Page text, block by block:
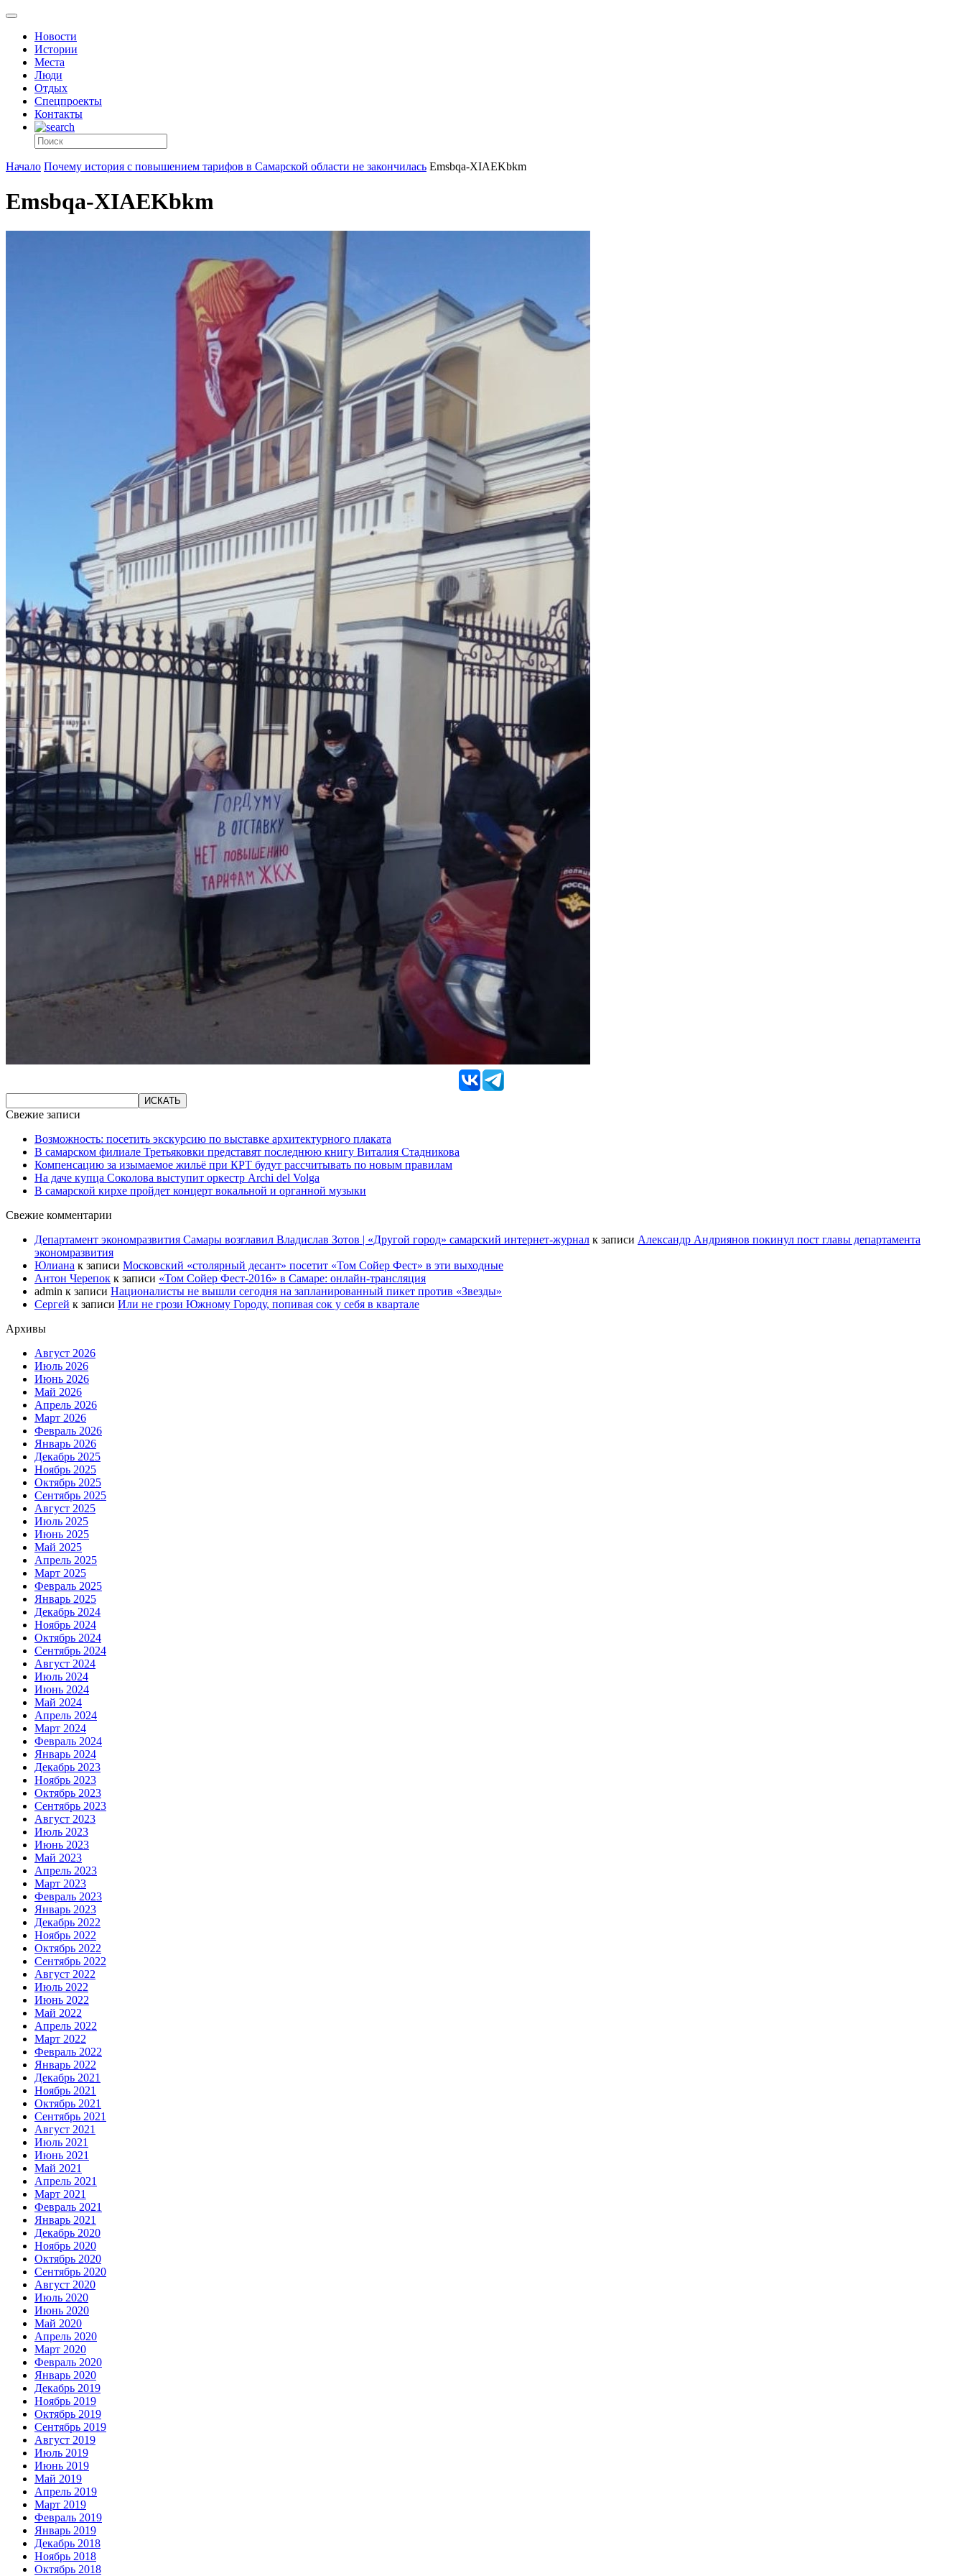
Новости
Истории
Места
Люди
Отдых
Спецпроекты
Контакты
Начало Почему история с повышением тарифов в Самарской области не закончилась Emsbqa-XIAEKbkm
Emsbqa-XIAEKbkm
Свежие записи
Возможность: посетить экскурсию по выставке архитектурного плаката
В самарском филиале Третьяковки представят последнюю книгу Виталия Стадникова
Компенсацию за изымаемое жильё при КРТ будут рассчитывать по новым правилам
На даче купца Соколова выступит оркестр Archi del Volga
В самарской кирхе пройдет концерт вокальной и органной музыки
Свежие комментарии
Департамент экономразвития Самары возглавил Владислав Зотов | «Другой город» самарский интернет-журнал к записи Александр Андриянов покинул пост главы департамента
экономразвития
Юлиана к записи Московский «столярный десант» посетит «Том Сойер Фест» в эти выходные
Антон Черепок к записи «Том Сойер Фест-2016» в Самаре: онлайн-трансляция
admin к записи Националисты не вышли сегодня на запланированный пикет против «Звезды»
Сергей к записи Или не грози Южному Городу, попивая сок у себя в квартале
Архивы
Август 2026
Июль 2026
Июнь 2026
Май 2026
Апрель 2026
Март 2026
Февраль 2026
Январь 2026
Декабрь 2025
Ноябрь 2025
Октябрь 2025
Сентябрь 2025
Август 2025
Июль 2025
Июнь 2025
Май 2025
Апрель 2025
Март 2025
Февраль 2025
Январь 2025
Декабрь 2024
Ноябрь 2024
Октябрь 2024
Сентябрь 2024
Август 2024
Июль 2024
Июнь 2024
Май 2024
Апрель 2024
Март 2024
Февраль 2024
Январь 2024
Декабрь 2023
Ноябрь 2023
Октябрь 2023
Сентябрь 2023
Август 2023
Июль 2023
Июнь 2023
Май 2023
Апрель 2023
Март 2023
Февраль 2023
Январь 2023
Декабрь 2022
Ноябрь 2022
Октябрь 2022
Сентябрь 2022
Август 2022
Июль 2022
Июнь 2022
Май 2022
Апрель 2022
Март 2022
Февраль 2022
Январь 2022
Декабрь 2021
Ноябрь 2021
Октябрь 2021
Сентябрь 2021
Август 2021
Июль 2021
Июнь 2021
Май 2021
Апрель 2021
Март 2021
Февраль 2021
Январь 2021
Декабрь 2020
Ноябрь 2020
Октябрь 2020
Сентябрь 2020
Август 2020
Июль 2020
Июнь 2020
Май 2020
Апрель 2020
Март 2020
Февраль 2020
Январь 2020
Декабрь 2019
Ноябрь 2019
Октябрь 2019
Сентябрь 2019
Август 2019
Июль 2019
Июнь 2019
Май 2019
Апрель 2019
Март 2019
Февраль 2019
Январь 2019
Декабрь 2018
Ноябрь 2018
Октябрь 2018